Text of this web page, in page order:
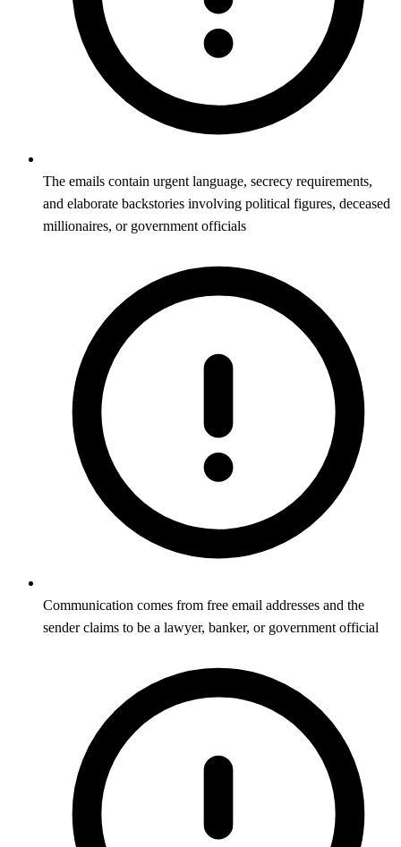
The emails contain urgent language, secrecy requirements,
and elaborate backstories involving political figures, deceased
millionaires, or government officials
Communication comes from free email addresses and the
sender claims to be a lawyer, banker, or government official